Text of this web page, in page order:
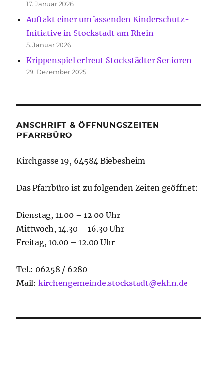
17. Januar 2026
Auftakt einer umfassenden Kinderschutz-
Initiative in Stockstadt am Rhein
5. Januar 2026
Krippenspiel erfreut Stockstädter Senioren
29. Dezember 2025
ANSCHRIFT & ÖFFNUNGSZEITEN
PFARRBÜRO
Kirchgasse 19, 64584 Biebesheim
Das Pfarrbüro ist zu folgenden Zeiten geöffnet:
Dienstag, 11.00 – 12.00 Uhr
Mittwoch, 14.30 – 16.30 Uhr
Freitag, 10.00 – 12.00 Uhr
Tel.: 06258 / 6280
Mail:kirchengemeinde.stockstadt@ekhn.de